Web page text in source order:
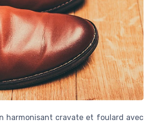
harmonisant cravate et foulard avec